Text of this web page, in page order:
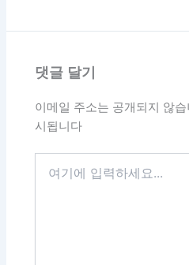
댓글 달기
이메일 주소는 공개되지 않습
시됩니다